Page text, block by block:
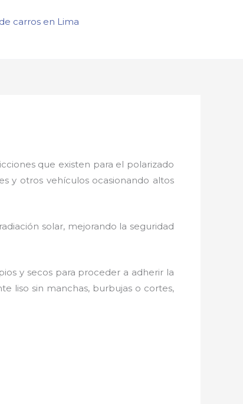
carros en Lima
que existen para el polarizado
y otros vehículos ocasionando altos
solar, mejorando la seguridad
y secos para proceder a adherir la
liso sin manchas, burbujas o cortes,